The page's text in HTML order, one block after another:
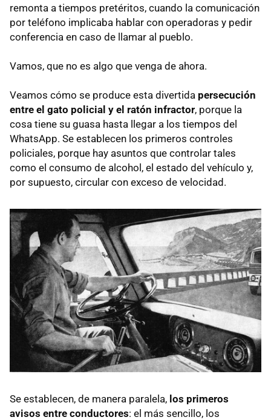
remonta a tiempos pretéritos, cuando la comunicación
por teléfono implicaba hablar con operadoras y pedir
conferencia en caso de llamar al pueblo.
Vamos, que no es algo que venga de ahora.
Veamos cómo se produce esta divertida persecución
entre el gato policial y el ratón infractor, porque la
cosa tiene su guasa hasta llegar a los tiempos del
WhatsApp. Se establecen los primeros controles
policiales, porque hay asuntos que controlar tales
como el consumo de alcohol, el estado del vehículo y,
por supuesto, circular con exceso de velocidad.
Se establecen, de manera paralela, los primeros
avisos entre conductores: el más sencillo, los